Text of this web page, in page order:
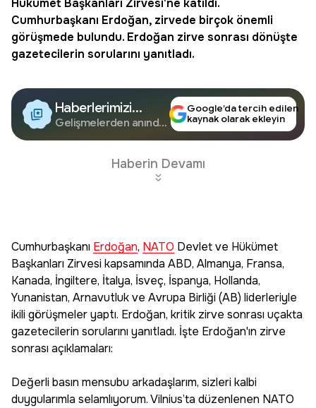
Hükümet Başkanları Zirvesi'ne katıldı.
Cumhurbaşkanı Erdoğan, zirvede birçok önemli
görüşmede bulundu. Erdoğan zirve sonrası dönüşte
gazetecilerin sorularını yanıtladı.
Haberlerimizi
Google'da Takip
Edin
Gelişmelerden anında
Google’da tercih edilen
kaynak olarak ekleyin
Haberin Devamı
Cumhurbaşkanı Erdoğan, NATO Devlet ve Hükümet
Başkanları Zirvesi kapsamında ABD, Almanya, Fransa,
Kanada, İngiltere, İtalya, İsveç, İspanya, Hollanda,
Yunanistan, Arnavutluk ve Avrupa Birliği (AB) liderleriyle
ikili görüşmeler yaptı. Erdoğan, kritik zirve sonrası uçakta
gazetecilerin sorularını yanıtladı. İşte Erdoğan'ın zirve
sonrası açıklamaları:
Değerli basın mensubu arkadaşlarım, sizleri kalbi
duygularımla selamlıyorum. Vilnius’ta düzenlenen NATO